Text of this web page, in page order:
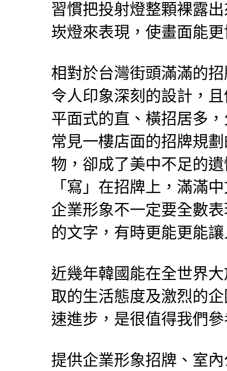
習慣把投射燈整顆裸露
崁燈來表現，使畫面能
相對於台灣街頭滿滿的
令人印象深刻的設計，
平面式的直、橫招居多
常見一樓店面的招牌規
物，卻成了美中不足的
「寫」在招牌上，滿滿
企業形象不一定要全數
的文字，有時更能更能
近幾年韓國能在全世界
取的生活態度及激烈的
速進步，是很值得我們
提供企業形象招牌、室